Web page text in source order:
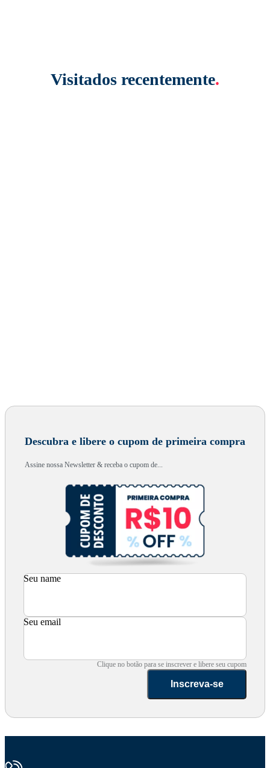
Visitados recentemente.
Descubra e libere o cupom de primeira compra
Assine nossa Newsletter & receba o cupom de...
Seu name
Seu email
Clique no botão para se inscrever e libere seu cupom
Inscreva-se